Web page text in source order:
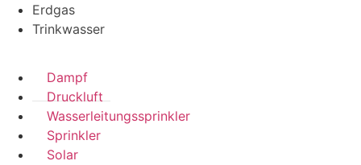
Erdgas
Trinkwasser
Dampf
Druckluft
Wasserleitungssprinkler
Sprinkler
Solar